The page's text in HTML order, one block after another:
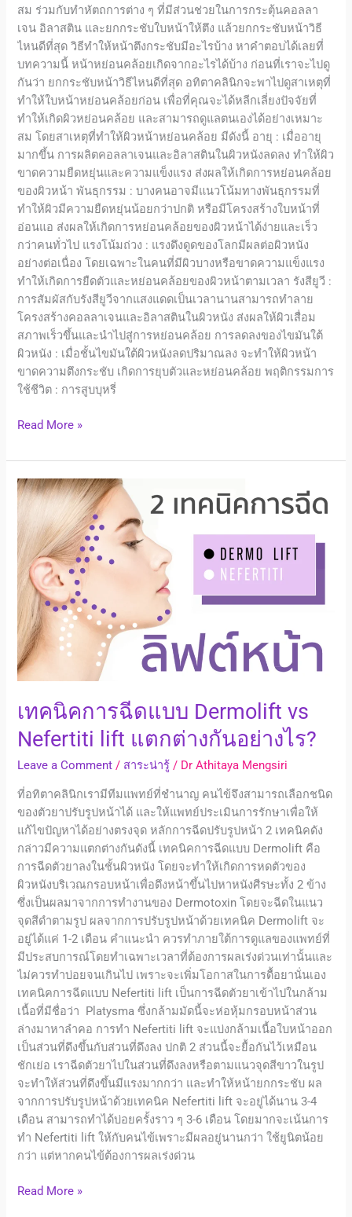
สม ร่วมกับทำหัตถการต่าง ๆ ที่มีส่วนช่วยในการกระตุ้นคอลลา
เจน อิลาสติน และยกกระชับใบหน้าให้ตึง แล้วยกกระชับหน้าวิธี
ไหนดีที่สุด วิธีทำให้หน้าตึงกระชับมีอะไรบ้าง หาคำตอบได้เลยที่
บทความนี้ หน้าหย่อนคล้อยเกิดจากอะไรได้บ้าง ก่อนที่เราจะไปดู
กันว่า ยกกระชับหน้าวิธีไหนดีที่สุด อทิตาคลินิกจะพาไปดูสาเหตุที่
ทำให้ใบหน้าหย่อนคล้อยก่อน เพื่อที่คุณจะได้หลีกเลี่ยงปัจจัยที่
ทำให้เกิดผิวหย่อนคล้อย และสามารถดูแลตนเองได้อย่างเหมาะ
สม โดยสาเหตุที่ทำให้ผิวหน้าหย่อนคล้อย มีดังนี้ อายุ : เมื่ออายุ
มากขึ้น การผลิตคอลลาเจนและอิลาสตินในผิวหนังลดลง ทำให้ผิว
ขาดความยืดหยุ่นและความแข็งแรง ส่งผลให้เกิดการหย่อนคล้อย
ของผิวหน้า พันธุกรรม : บางคนอาจมีแนวโน้มทางพันธุกรรมที่
ทำให้ผิวมีความยืดหยุ่นน้อยกว่าปกติ หรือมีโครงสร้างใบหน้าที่
อ่อนแอ ส่งผลให้เกิดการหย่อนคล้อยของผิวหน้าได้ง่ายและเร็ว
กว่าคนทั่วไป แรงโน้มถ่วง : แรงดึงดูดของโลกมีผลต่อผิวหนัง
อย่างต่อเนื่อง โดยเฉพาะในคนที่มีผิวบางหรือขาดความแข็งแรง
ทำให้เกิดการยืดตัวและหย่อนคล้อยของผิวหน้าตามเวลา รังสียูวี :
การสัมผัสกับรังสียูวีจากแสงแดดเป็นเวลานานสามารถทำลาย
โครงสร้างคอลลาเจนและอิลาสตินในผิวหนัง ส่งผลให้ผิวเสื่อม
สภาพเร็วขึ้นและนำไปสู่การหย่อนคล้อย การลดลงของไขมันใต้
ผิวหนัง : เมื่อชั้นไขมันใต้ผิวหนังลดปริมาณลง จะทำให้ผิวหน้า
ขาดความตึงกระชับ เกิดการยุบตัวและหย่อนคล้อย พฤติกรรมการ
ใช้ชีวิต : การสูบบุหรี่
Read More »
เทคนิคการฉีดแบบ Dermolift vs
Nefertiti lift แตกต่างกันอย่างไร?
Leave a Comment / สาระน่ารู้ / Dr Athitaya Mengsiri
ที่อทิตาคลินิกเรามีทีมแพทย์ที่ชำนาญ คนไข้จึงสามารถเลือกชนิด
ของตัวยาปรับรูปหน้าได้ และให้แพทย์ประเมินการรักษาเพื่อให้
แก้ไขปัญหาได้อย่างตรงจุด หลักการฉีดปรับรูปหน้า 2 เทคนิคดัง
กล่าวมีความแตกต่างกันดังนี้ เทคนิคการฉีดแบบ Dermolift คือ
การฉีดตัวยาลงในชั้นผิวหนัง โดยจะทำให้เกิดการหดตัวของ
ผิวหนังบริเวณกรอบหน้าเพื่อดึงหน้าขึ้นไปหาหนังศีรษะทั้ง 2 ข้าง
ซึ่งเป็นผลมาจากการทำงานของ Dermotoxin โดยจะฉีดในแนว
จุดสีดำตามรูป ผลจากการปรับรูปหน้าด้วยเทคนิค Dermolift จะ
อยู่ได้แค่ 1-2 เดือน คำแนะนำ ควรทำภายใต้การดูแลของแพทย์ที่
มีประสบการณ์โดยทำเฉพาะเวลาที่ต้องการผลเร่งด่วนเท่านั้นและ
ไม่ควรทำบ่อยจนเกินไป เพราะจะเพิ่มโอกาสในการดื้อยานั่นเอง
เทคนิคการฉีดแบบ Nefertiti lift เป็นการฉีดตัวยาเข้าไปในกล้าม
เนื้อที่มีชื่อว่า Platysma ซึ่งกล้ามมัดนี้จะห่อหุ้มกรอบหน้าส่วน
ล่างมาหาลำคอ การทำ Nefertiti lift จะแบ่งกล้ามเนื้อใบหน้าออก
เป็นส่วนที่ดึงขึ้นกับส่วนที่ดึงลง ปกติ 2 ส่วนนี้จะยื้อกันไว้เหมือน
ชักเย่อ เราฉีดตัวยาไปในส่วนที่ดึงลงหรือตามแนวจุดสีขาวในรูป
จะทำให้ส่วนที่ดึงขึ้นมีแรงมากกว่า และทำให้หน้ายกกระชับ ผล
จากการปรับรูปหน้าด้วยเทคนิค Nefertiti lift จะอยู่ได้นาน 3-4
เดือน สามารถทำได้บ่อยครั้งราว ๆ 3-6 เดือน โดยมากจะเน้นการ
ทำ Nefertiti lift ให้กับคนไข้เพราะมีผลอยู่นานกว่า ใช้ยูนิตน้อย
กว่า แต่หากคนไข้ต้องการผลเร่งด่วน
เทคนิค
การ
ฉีด
แบบ
Dermolift
vs
Nefertiti
lift
แตก
ต่าง
กัน
อย่างไร?
Read More »